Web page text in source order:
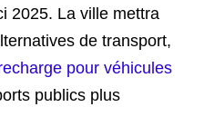
2025. La ville mettra
de transport,
pour véhicules
publics plus